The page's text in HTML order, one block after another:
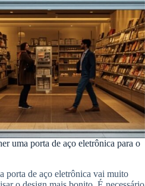
uma porta de aço eletrônica para o
porta de aço eletrônica vai muito